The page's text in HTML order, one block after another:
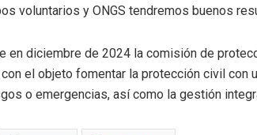
voluntarios y ONGS tendremos buenos
en diciembre de 2024 la comisión de
el objeto fomentar la protección civil con
o emergencias, así como la gestión